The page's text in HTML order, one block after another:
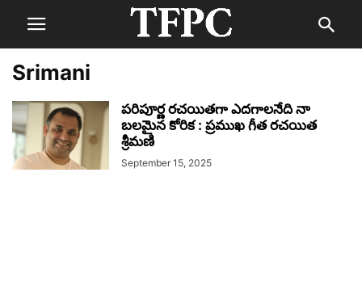
Srimani
పరిపూర్ణ రచయితగా ఎదగాలనేది నా
బలమైన కోరిక : ప్రముఖ గీత రచయిత
శ్రీమణి
September 15, 2025